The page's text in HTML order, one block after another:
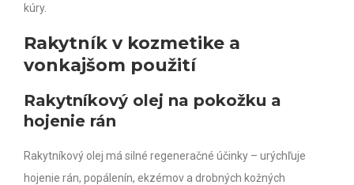
kúry.
Rakytník v kozmetike a
vonkajšom použití
Rakytníkový olej na pokožku a
hojenie rán
Rakytníkový olej má silné regeneračné účinky – urýchľuje
hojenie rán, popálenín, ekzémov a drobných kožných